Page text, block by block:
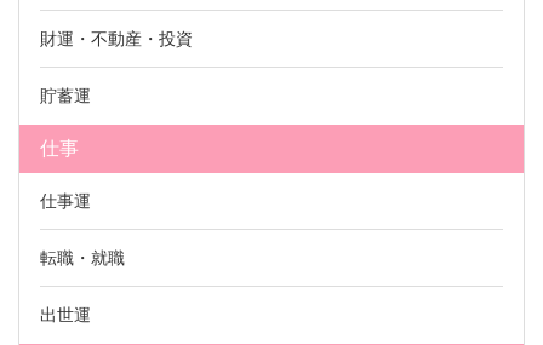
財運・不動産・投資
貯蓄運
仕事
仕事運
転職・就職
出世運